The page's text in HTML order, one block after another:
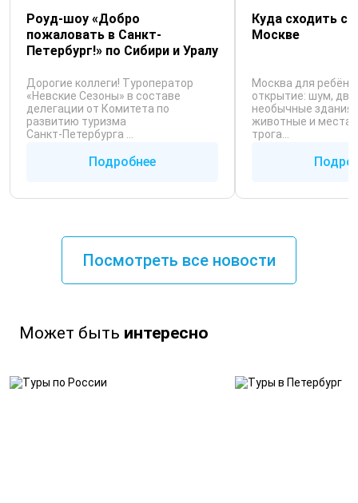
Роуд-шоу «Добро
пожаловать в Санкт-
Петербург!» по Сибири и Уралу
Дорогие коллеги! Туроператор
«Невские Сезоны» в составе
делегации от Комитета по
развитию туризма
Санкт‑Петербурга ...
Подробнее
Куда сходить с
Москве
Москва для
открытие: шум,
необычные
животные и места,
трога...
Посмотреть все новости
Может быть интересно